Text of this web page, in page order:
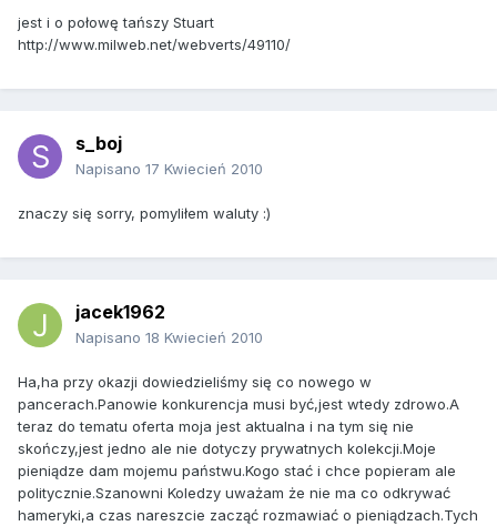
jest i o połowę tańszy Stuart
http://www.milweb.net/webverts/49110/
s_boj
Napisano 17 Kwiecień 2010
znaczy się sorry, pomyliłem waluty :)
jacek1962
Napisano 18 Kwiecień 2010
Ha,ha przy okazji dowiedzieliśmy się co nowego w
pancerach.Panowie konkurencja musi być,jest wtedy zdrowo.A
teraz do tematu oferta moja jest aktualna i na tym się nie
skończy,jest jedno ale nie dotyczy prywatnych kolekcji.Moje
pieniądze dam mojemu państwu.Kogo stać i chce popieram ale
politycznie.Szanowni Koledzy uważam że nie ma co odkrywać
hameryki,a czas nareszcie zacząć rozmawiać o pieniądzach.Tych